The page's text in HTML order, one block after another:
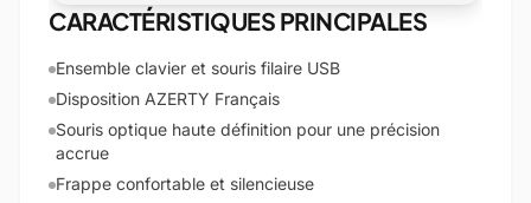
CARACTÉRISTIQUES PRINCIPALES
Ensemble clavier et souris filaire USB
Disposition AZERTY Français
Souris optique haute définition pour une précision
accrue
Frappe confortable et silencieuse